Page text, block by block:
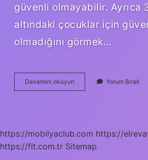
güvenli olmayabilir. Ayrıca
altındaki çocuklar için
olmadığını görmek…
Devamını okuyun
Otu
Yorum Bırak
https://mobilyaclub.com https://
https://flt.com.tr Sitemap